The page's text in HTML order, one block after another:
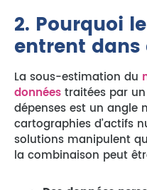
2. Pourquoi
entrent
La sous-estimation du
données traitées par
dépenses est un angle
cartographies d’actifs
solutions manipulent
la combinaison peut